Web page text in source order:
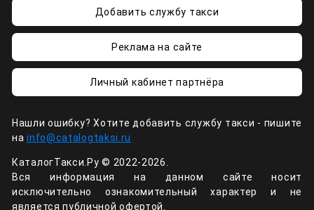
Добавить службу такси
Реклама на сайте
Личный кабинет партнёра
Нашли ошибку? Хотите добавить службу такси - пишите
наinfo@catalogtaksi.ru
КаталогТакси.Ру © 2022-2026.
Вся информация на данном сайте носит
исключительно ознакомительный характер и не
является публичной офертой.